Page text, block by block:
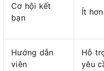
Cơ hội kết
bạn
Ít hơn
Hướng dẫn
viên
Hỗ
yêu